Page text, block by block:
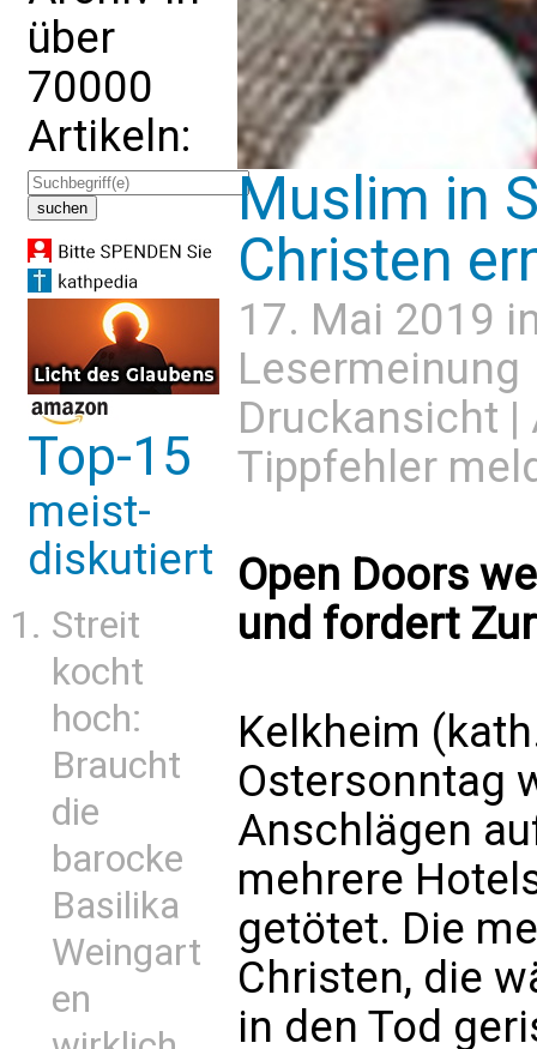
über
70000
Artikeln:
Top-15
meist-
diskutiert
Streit
kocht
hoch:
Braucht
die
barocke
Basilika
Weingart
en
Muslim in
Christen
17. Mai 2019
Lesermeinung
Druckansicht |
Tippfehler
Open Doors
und fordert
Kelkheim
Ostersonntag
Anschlägen
mehrere
getötet. Die
Christen, die
in den Tod